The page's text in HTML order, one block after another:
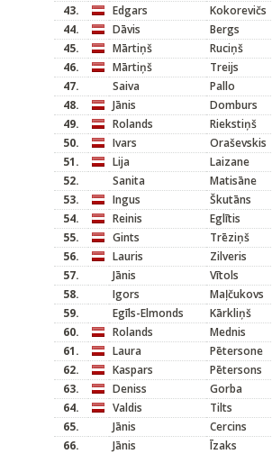
43.
Edgars Kokorevičs
44.
Dāvis Bergs
45.
Mārtiņš Ruciņš
46.
Mārtiņš Treijs
47.
Saiva
Pallo
48.
Jānis
Domburs
49.
Rolands
Riekstiņš
50.
Ivars Oraševskis
51.
Lija Laizane
52.
Sanita
Matisāne
53.
Ingus
Škutāns
54.
Reinis Eglītis
55.
Gints Trēziņš
56.
Lauris Zilveris
57.
Jānis Vītols
58.
Igors
Maļčukovs
59.
Egīls-Elmonds
Kārkliņš
60.
Rolands Mednis
61.
Laura Pētersone
62.
Kaspars Pētersons
63.
Deniss Gorba
64.
Valdis
Tilts
65.
Jānis Cercins
66.
Jānis
Īzaks